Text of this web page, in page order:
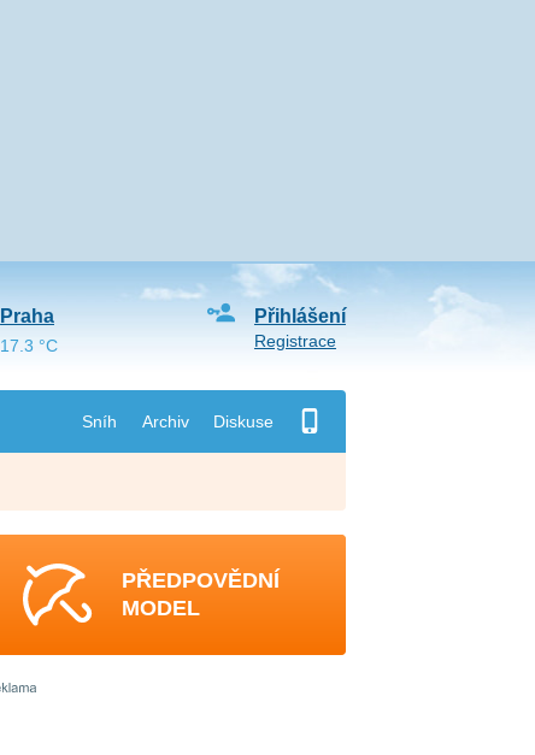
Sníh Archiv Diskuse
Přihlášení
Registrace
Praha
17.3 °C
PŘEDPOVĚDNÍ
MODEL